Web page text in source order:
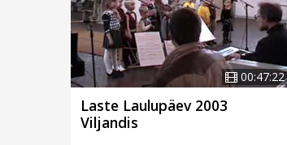
00:47:22
Laste Laulupäev 2003
Viljandis